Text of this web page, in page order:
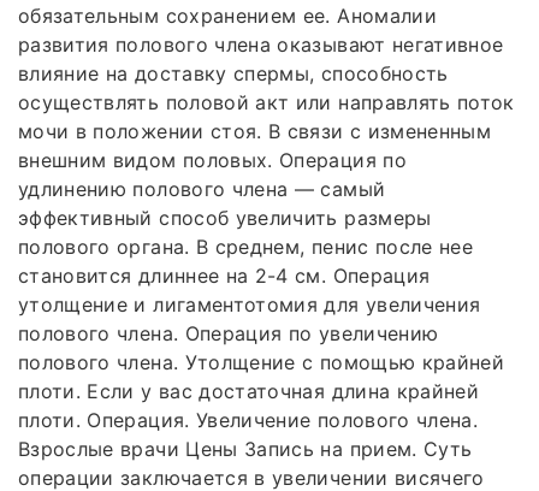
обязательным сохранением ее. Аномалии
развития полового члена оказывают негативное
влияние на доставку спермы, способность
осуществлять половой акт или направлять поток
мочи в положении стоя. В связи с измененным
внешним видом половых. Операция по
удлинению полового члена — самый
эффективный способ увеличить размеры
полового органа. В среднем, пенис после нее
становится длиннее на 2-4 см. Операция
утолщение и лигаментотомия для увеличения
полового члена. Операция по увеличению
полового члена. Утолщение с помощью крайней
плоти. Если у вас достаточная длина крайней
плоти. Операция. Увеличение полового члена.
Взрослые врачи Цены Запись на прием. Суть
операции заключается в увеличении висячего